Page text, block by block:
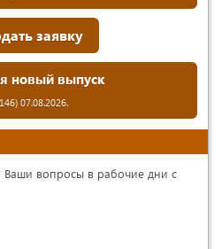
заявку
новый выпуск
07.08.2026.
Ваши вопросы в рабочие дни с